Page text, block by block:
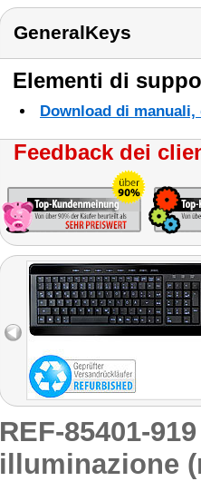
GeneralKeys
Elementi di
Download di
Feedback dei
REF-85401-
illuminazione